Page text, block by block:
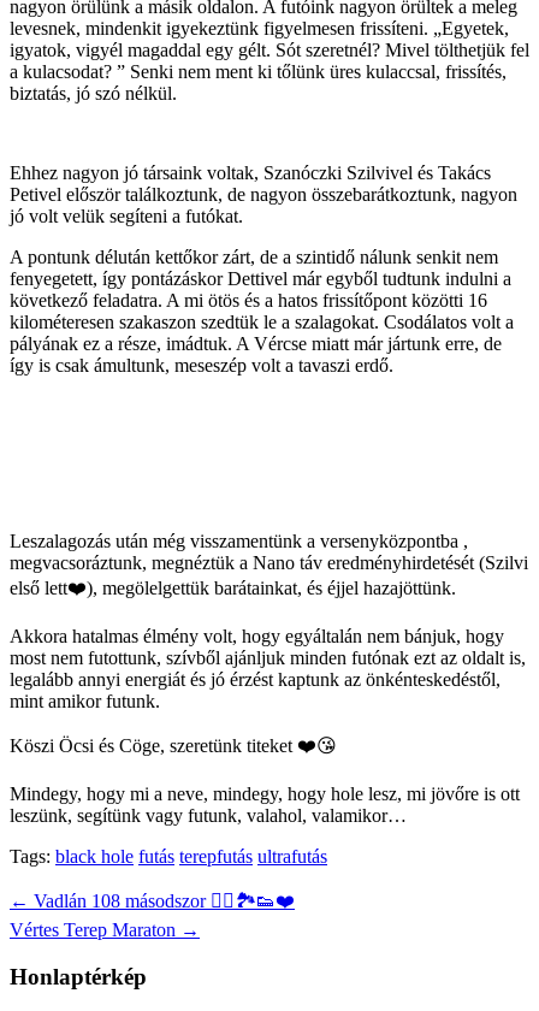
nagyon örülünk a másik oldalon. A futóink nagyon örültek a meleg
levesnek, mindenkit igyekeztünk figyelmesen frissíteni. „Egyetek,
igyatok, vigyél magaddal egy gélt. Sót szeretnél? Mivel tölthetjük fel
a kulacsodat? ” Senki nem ment ki tőlünk üres kulaccsal, frissítés,
biztatás, jó szó nélkül.
Ehhez nagyon jó társaink voltak, Szanóczki Szilvivel és Takács
Petivel először találkoztunk, de nagyon összebarátkoztunk, nagyon
jó volt velük segíteni a futókat.
A pontunk délután kettőkor zárt, de a szintidő nálunk senkit nem
fenyegetett, így pontázáskor Dettivel már egyből tudtunk indulni a
következő feladatra. A mi ötös és a hatos frissítőpont közötti 16
kilométeresen szakaszon szedtük le a szalagokat. Csodálatos volt a
pályának ez a része, imádtuk. A Vércse miatt már jártunk erre, de
így is csak ámultunk, meseszép volt a tavaszi erdő.
Leszalagozás után még visszamentünk a versenyközpontba ,
megvacsoráztunk, megnéztük a Nano táv eredményhirdetését (Szilvi
első lett❤️), megölelgettük barátainkat, és éjjel hazajöttünk.
Akkora hatalmas élmény volt, hogy egyáltalán nem bánjuk, hogy
most nem futottunk, szívből ajánljuk minden futónak ezt az oldalt is,
legalább annyi energiát és jó érzést kaptunk az önkénteskedéstől,
mint amikor futunk.
Köszi Öcsi és Cöge, szeretünk titeket ❤️😘
Mindegy, hogy mi a neve, mindegy, hogy hole lesz, mi jövőre is ott
leszünk, segítünk vagy futunk, valahol, valamikor…
Tags: black hole futás terepfutás ultrafutás
Post
navigation
← Vadlán 108 másodszor 🏃‍♀️🏞👟❤️
Vértes Terep Maraton →
Honlaptérkép